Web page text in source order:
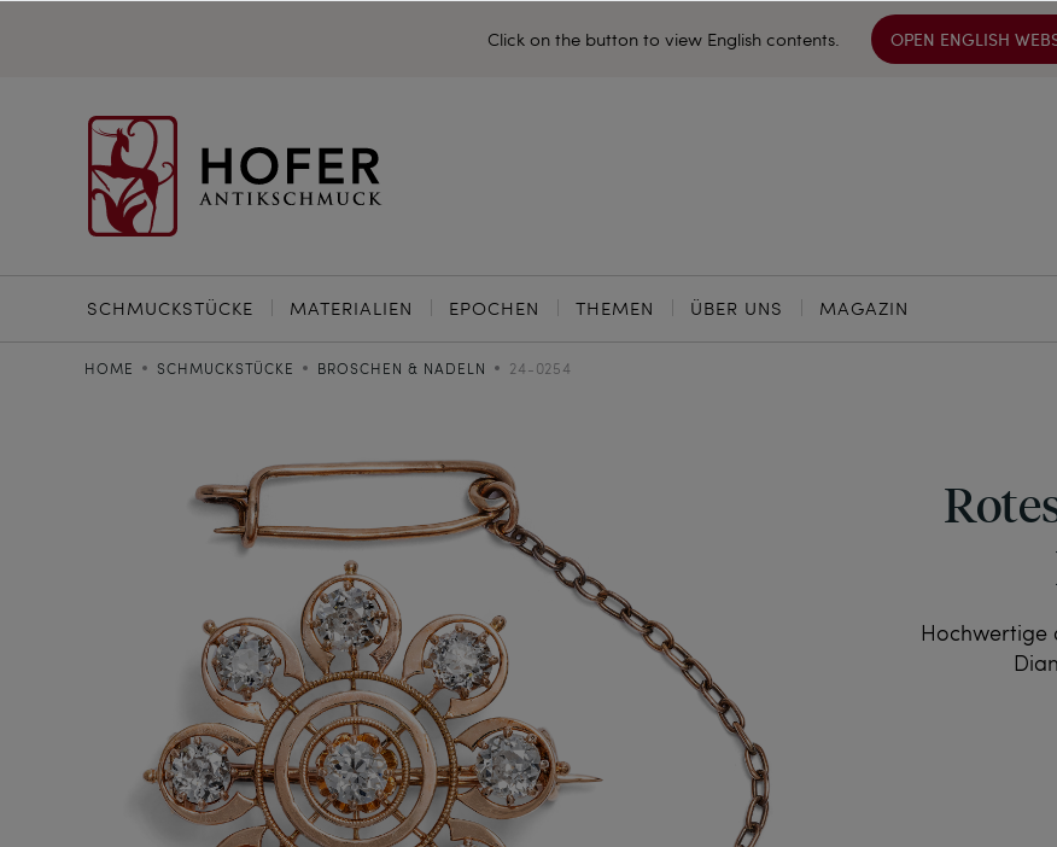
Click on the button to view English contents. OPEN ENGLISH
SCHMUCKSTÜCKE MATERIALIEN EPOCHEN THEMEN ÜBER UNS MAGAZIN
HOME SCHMUCKSTÜCKE BROSCHEN & NADELN 24-0254
Hochwertige